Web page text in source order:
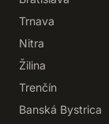
Trnava
Nitra
Žilina
Trenčín
Banská Bystrica